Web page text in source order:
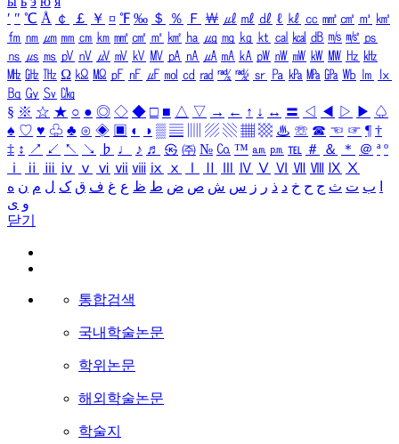
′ ″ ℃ Å ￠ ￡ ￥ ¤ ℉ ‰ ＄ ％ Ｆ ￦ ㎕ ㎖ ㎗ ℓ ㎘ ㏄ ㎣ ㎤ ㎥ ㎦
㎙ ㎚ ㎛ ㎜ ㎝ ㎞ ㎟ ㎠ ㎡ ㎢ ㏊ ㎍ ㎎ ㎏ ㏏ ㎈ ㎉ ㏈ ㎧ ㎨ ㎰
㎱ ㎲ ㎳ ㎴ ㎵ ㎶ ㎷ ㎸ ㎹ ㎀ ㎁ ㎂ ㎃ ㎄ ㎺ ㎻ ㎽ ㎾ ㎿ ㎐ ㎑
㎒ ㎓ ㎔ Ω ㏀ ㏁ ㎊ ㎋ ㎌ ㏖ ㏅ ㎭ ㎮ ㎯ ㏛ ㎩ ㎪ ㎫ ㎬ ㏝ ㏐
㏓
㏃ ㏉ ㏜ ㏆
§ ※ ☆ ★ ○ ● ◎ ◇ ◆ □ ■ △ ▽ → ← ↑ ↓ ↔ 〓 ◁ ◀ ▷ ▶ ♤
♠ ♡ ♥ ♧ ♣ ⊙ ◈ ▣ ◐ ◑ ▒ ▤ ▨ ▧ ▦ ▩ ♨ ☏ ☎ ☜ ☞ ¶ †
‡ ↕ ↗ ↙ ↖ ↘ ♭ ♩ ♪ ♬ ㉿ ㈜ № ㏇ ™ ㏂ ㏘ ℡ ＃ ＆ ＊ ＠ ª º
ⅰ
ⅱ ⅲ ⅳ ⅴ ⅵ ⅶ ⅷ ⅸ ⅹ Ⅳ Ⅴ Ⅵ Ⅶ Ⅷ Ⅸ Ⅹ
ب ت ث ج ح خ د ذ ر ز س ش ص ض ط ظ ع غ ف ق ک ل م ن ه
و ی
닫기
통합검색
국내학술논문
학위논문
해외학술논문
학술지